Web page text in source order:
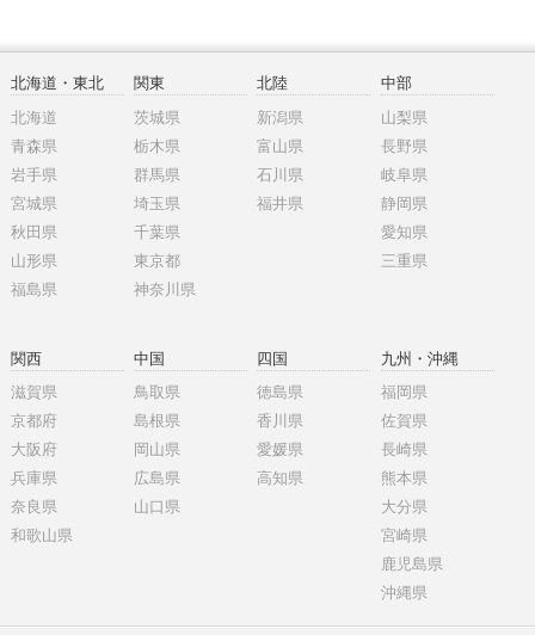
北海道・東北
北海道
青森県
岩手県
宮城県
秋田県
山形県
福島県
関東
茨城県
栃木県
群馬県
埼玉県
千葉県
東京都
神奈川県
北陸
新潟県
富山県
石川県
福井県
中部
山梨県
長野県
岐阜県
静岡県
愛知県
三重県
関西
滋賀県
京都府
大阪府
兵庫県
奈良県
和歌山県
中国
鳥取県
島根県
岡山県
広島県
山口県
四国
徳島県
香川県
愛媛県
高知県
九州・沖縄
福岡県
佐賀県
長崎県
熊本県
大分県
宮崎県
鹿児島県
沖縄県